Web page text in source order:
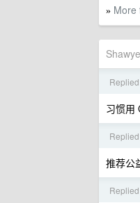
» More
习惯用
推荐公